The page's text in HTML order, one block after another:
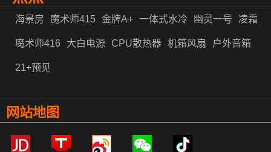
海景房 魔术师415 金牌A+ 一体式水冷 幽灵一号 凌霜
魔术师416 大白电源 CPU散热器 机箱风扇 户外音箱
21+预见
网站地图